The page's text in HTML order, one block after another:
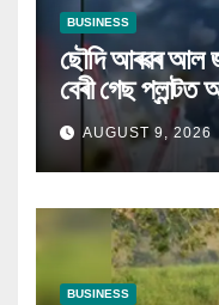
BUSINESS
ছৌদি আৰৱৰ আল
বেৰী গেছ
AUGUST 9, 2026
BUSINESS